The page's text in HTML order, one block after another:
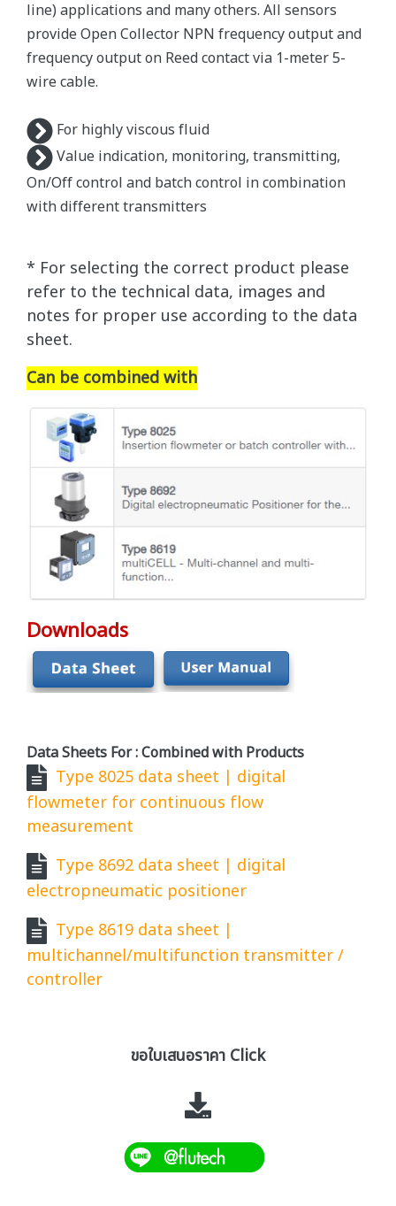
line) applications and many others. All sensors
provide Open Collector NPN frequency output and
frequency output on Reed contact via 1-meter 5-
wire cable.
For highly viscous fluid
Value indication, monitoring, transmitting,
On/Off control and batch control in combination
with different transmitters
* For selecting the correct product please
refer to the technical data, images and
notes for proper use according to the data
sheet.
Can be combined with
Downloads
Data Sheets For : Combined with Products
Type 8025 data sheet | digital
flowmeter for continuous flow
measurement
Type 8692 data sheet | digital
electropneumatic positioner
Type 8619 data sheet |
multichannel/multifunction transmitter /
controller
ขอใบเสนอราคา Click